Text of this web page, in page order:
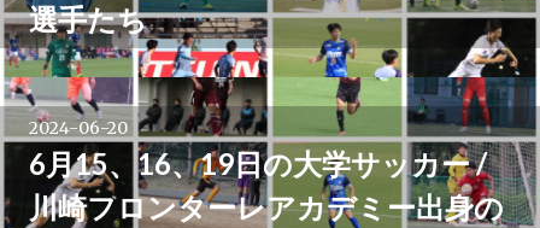
選手たち
2024-06-20
6月15、16、19日の大学サッカー /
川崎フロンターレアカデミー出身の